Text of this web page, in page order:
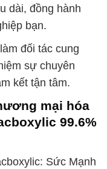
dài, đồng hành
bạn.
đối tác cung
sự chuyên
kết tận tâm.
mại hóa
99.6%
Sức Mạnh